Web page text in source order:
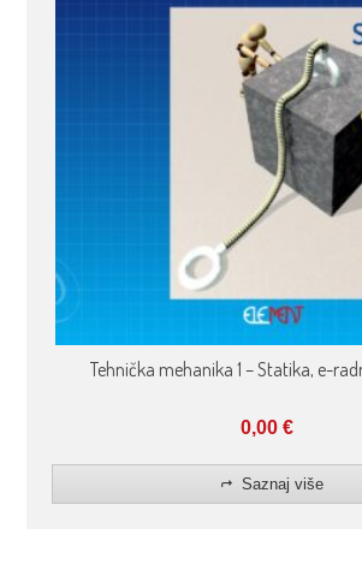
Tehnička mehanika 1 – Statika, e-
0,00€
Saznaj više